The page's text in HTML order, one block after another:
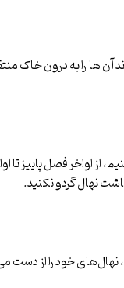
از اواخر فصل پاییز
نهال گردو نکنید.
نهال‌های خود را از